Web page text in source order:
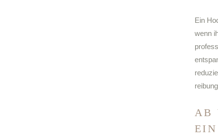
Ein
wenn
AB
EIN